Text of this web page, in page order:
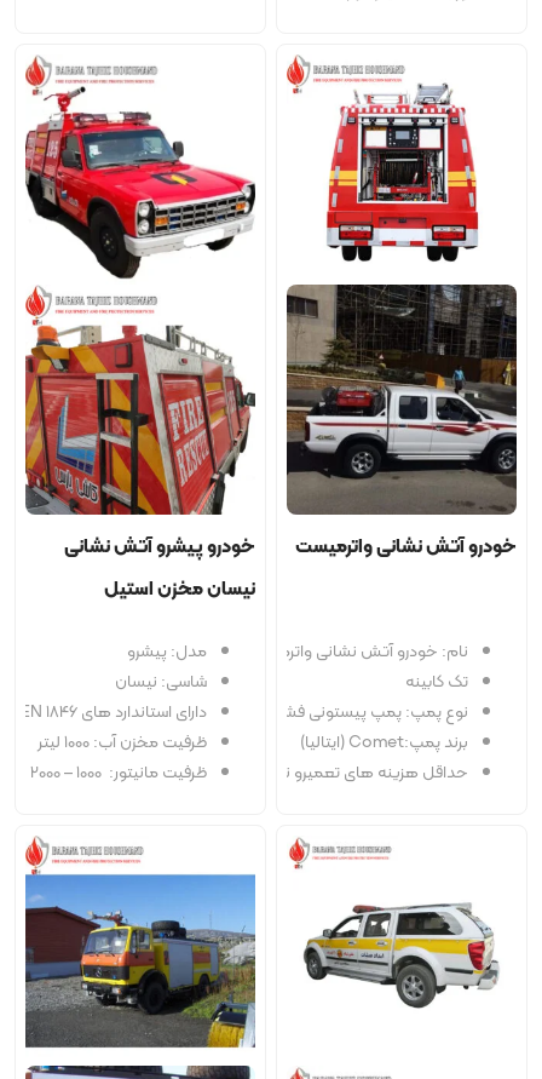
واترمیست
آتش نشانی واترمیست
پیستونی فشار قوی
های تعمیرو نگهداری
خودرو پیشرو آتش‌ نشانی
نیسان مخزن استیل
مدل: پیشرو
دارای استاندارد های NFPA، EN 1846، استانداردهای سازمان آتشنشانی ایران
ظرفیت مخزن آب: 1000 لیتر
ﻇﺮﻓﯿﺖ ﻣﺎﻧﯿﺘﻮر: 1000 – 2000 ﻟﯿﺘﺮ ﺑﺮ دﻗﯿﻘﻪ ﺑﺎ ﻓﺸﺎر 10 ﺑﺎر